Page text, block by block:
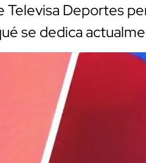
Deportes
se dedica